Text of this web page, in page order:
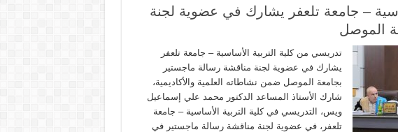
– جامعة تلعفر يشارك في عضوية لجنة
الموصل
تدريسي من كلية التربية الأساسية – جامعة تلعفر
يشارك في عضوية لجنة مناقشة رسالة ماجستير
بجامعة الموصل ضمن نشاطاته العلمية والأكاديمية،
شارك الأستاذ المساعد الدكتور محمد علي إسماعيل
ويس، التدريسي في كلية التربية الأساسية – جامعة
تلعفر، في عضوية لجنة مناقشة رسالة ماجستير في